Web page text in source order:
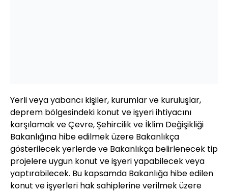
Yerli veya yabancı kişiler, kurumlar ve kuruluşlar,
deprem bölgesindeki konut ve işyeri ihtiyacını
karşılamak ve Çevre, Şehircilik ve İklim Değişikliği
Bakanlığına hibe edilmek üzere Bakanlıkça
gösterilecek yerlerde ve Bakanlıkça belirlenecek tip
projelere uygun konut ve işyeri yapabilecek veya
yaptırabilecek. Bu kapsamda Bakanlığa hibe edilen
konut ve işyerleri hak sahiplerine verilmek üzere